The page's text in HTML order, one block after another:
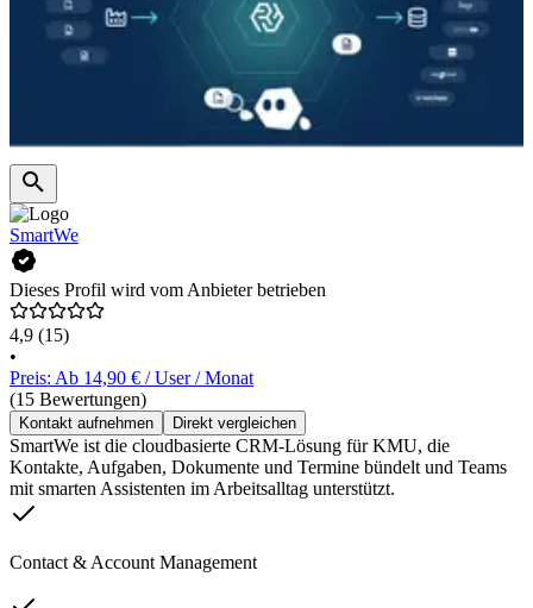
SmartWe
Dieses Profil wird vom Anbieter betrieben
4,9 (15)
•
Preis: Ab 14,90 € / User / Monat
(15 Bewertungen)
Kontakt aufnehmen Direkt vergleichen
SmartWe ist die cloudbasierte CRM-Lösung für KMU, die
Kontakte, Aufgaben, Dokumente und Termine bündelt und Teams
mit smarten Assistenten im Arbeitsalltag unterstützt.
Contact & Account Management